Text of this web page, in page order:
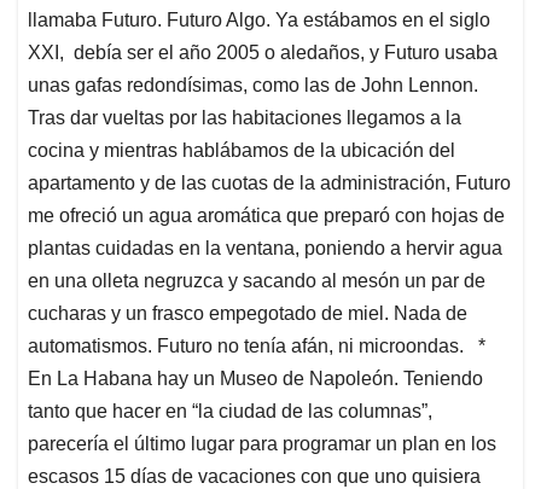
llamaba Futuro. Futuro Algo. Ya estábamos en el siglo
XXI, debía ser el año 2005 o aledaños, y Futuro usaba
unas gafas redondísimas, como las de John Lennon.
Tras dar vueltas por las habitaciones llegamos a la
cocina y mientras hablábamos de la ubicación del
apartamento y de las cuotas de la administración, Futuro
me ofreció un agua aromática que preparó con hojas de
plantas cuidadas en la ventana, poniendo a hervir agua
en una olleta negruzca y sacando al mesón un par de
cucharas y un frasco empegotado de miel. Nada de
automatismos. Futuro no tenía afán, ni microondas. *
En La Habana hay un Museo de Napoleón. Teniendo
tanto que hacer en “la ciudad de las columnas”,
parecería el último lugar para programar un plan en los
escasos 15 días de vacaciones con que uno quisiera